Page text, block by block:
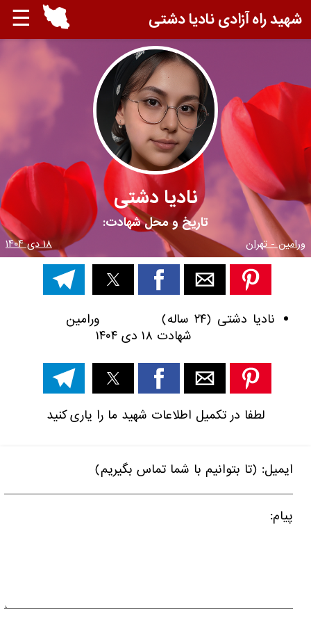
☰ شهید راه آزادی نادیا دشتی
نادیا دشتی
تاریخ و محل شهادت:
ورامین - تهران ۱۸ دی ۱۴۰۴
نادیا دشتی (۲۴ ساله) ورامین
شهادت ۱۸ دی ۱۴۰۴
لطفا در تکمیل اطلاعات شهید ما را یاری کنید
ایمیل: (تا بتوانیم با شما تماس بگیریم)
پیام: